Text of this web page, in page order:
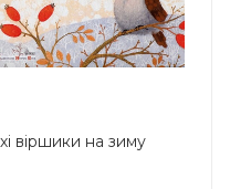
віршики на зиму